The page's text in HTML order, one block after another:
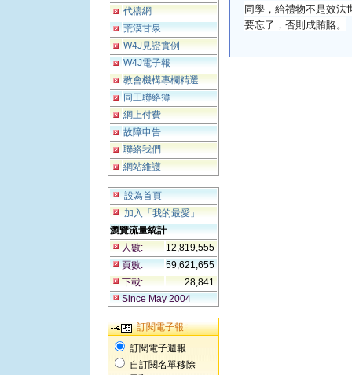
代禱網
荒漠甘泉
W4J見證實例
W4J電子報
教會機構專欄精選
同工聯絡簿
網上付費
故障申告
聯絡我們
網站維護
設為首頁
加入「我的最愛」
瀏覽流量統計
人數:
12,819,555
頁數:
59,621,655
下載:
28,841
Since May 2004
訂閱電子報
訂閱電子週報
自訂閱名單移除
同學，給禮物不是效法
要忘了，否則成賄賂。